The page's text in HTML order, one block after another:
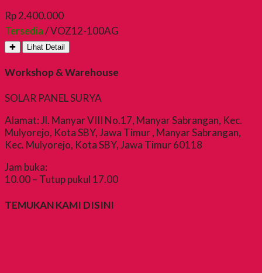
Rp 2.400.000
Tersedia/ VOZ12-100AG
✚ Lihat Detail
Workshop & Warehouse
SOLAR PANEL SURYA
Alamat: Jl. Manyar VIII No.17, Manyar Sabrangan, Kec.
Mulyorejo, Kota SBY, Jawa Timur , Manyar Sabrangan,
Kec. Mulyorejo, Kota SBY, Jawa Timur 60118
Jam buka:
10.00 – Tutup pukul 17.00
TEMUKAN KAMI DISINI